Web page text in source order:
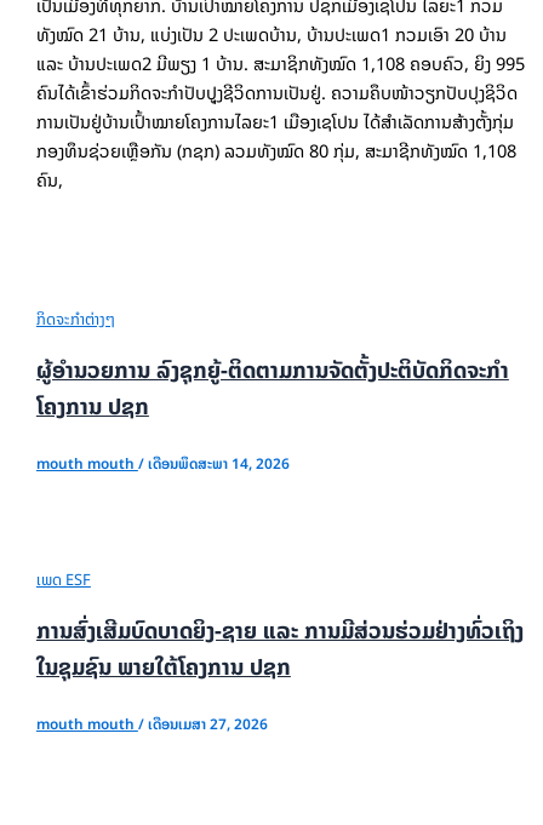
ເປັນເມືອງທີ່ທຸກຍາກ. ບ້ານເປົ້າໝາຍໂຄງການ ປຊກເມືອງເຊໂປນ ໄລຍະ1 ກວມ
ທັງໝົດ 21 ບ້ານ, ແບ່ງເປັນ 2 ປະເພດບ້ານ, ບ້ານປະເພດ1 ກວມເອົາ 20 ບ້ານ
ແລະ ບ້ານປະເພດ2 ມີພຽງ 1 ບ້ານ​. ສະມາຊິກທັງໝົດ 1,108 ຄອບຄົວ, ຍິງ 995
ຄົນໄດ້ເຂົ້າຮ່ວມກິດຈະກໍາປັບປຸູງຊີວິດການເປັນຢູ່. ຄວາມຄຶບໜ້າວຽກປັບປຸງຊິວິດ
ການເປັນຢູ່ບ້ານເປົ້າໝາຍໂຄງການໄລຍະ1 ເມືອງເຊໂປນ ໄດ້ສໍາເລັດການສ້າງຕັ້ງກຸ່ມ
ກອງທຶນຊ່ວຍເຫຼືອກັນ (ກຊກ) ລວມທັງໝົດ 80 ກຸ່ມ, ສະມາຊີກທັງໝົດ 1,108
ຄົນ,
ກິດຈະກຳຕ່າງໆ
ຜູ້ອໍານວຍການ ລົງຊຸກຍູ້-ຕິດຕາມການຈັດຕັ້ງປະຕິບັດກິດຈະກໍາ
ໂຄງການ ປຊກ
mouth mouth /ເດືອນພຶດສະພາ 14, 2026
ເພດ ESF
ການສົ່ງເສີມບົດບາດຍິງ-ຊາຍ ແລະ ການມີສ່ວນຮ່ວມຢ່າງທົ່ວເຖິງ
ໃນຊຸມຊົນ ພາຍໃຕ້ໂຄງການ ປຊກ
mouth mouth /ເດືອນເມສາ 27, 2026